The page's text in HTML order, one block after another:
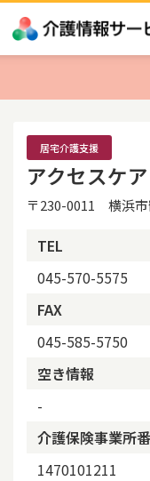
居宅介護支援
アクセスケア
〒230-0011 横浜市
TEL
045-570-5575
FAX
045-585-5750
空き情報
-
介護保険事業所
1470101211